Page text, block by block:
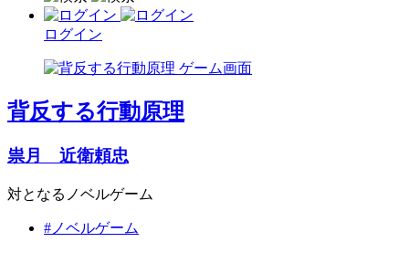
ログイン
背反する行動原理
祟月 近衛頼忠
対となるノベルゲーム
#ノベルゲーム